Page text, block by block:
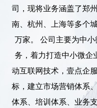
司，现将业务涵盖了郑
南、杭州、上海等多个
万家。 公司主要为中
务，着力打造中小微企
动互联网技术，壹点企
标，建立市场营销体系
体系、培训体系、业务